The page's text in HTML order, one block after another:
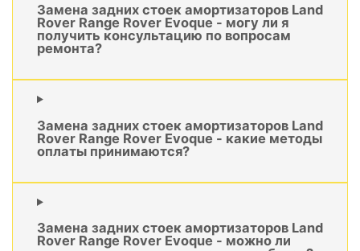
Замена задних стоек амортизаторов Land
Rover Range Rover Evoque - могу ли я
получить консультацию по вопросам
ремонта?
Замена задних стоек амортизаторов Land
Rover Range Rover Evoque - какие методы
оплаты принимаются?
Замена задних стоек амортизаторов Land
Rover Range Rover Evoque - можно ли